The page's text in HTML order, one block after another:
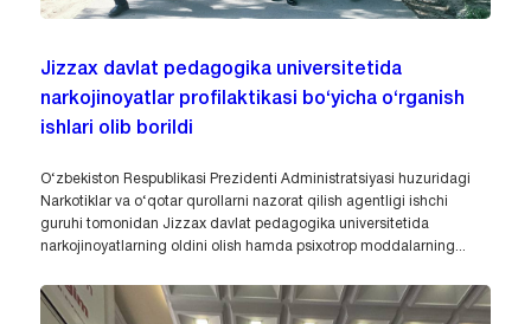
Jizzax davlat pedagogika universitetida
narkojinoyatlar profilaktikasi bo‘yicha o‘rganish
ishlari olib borildi
O‘zbekiston Respublikasi Prezidenti Administratsiyasi huzuridagi
Narkotiklar va o‘qotar qurollarni nazorat qilish agentligi ishchi
guruhi tomonidan Jizzax davlat pedagogika universitetida
narkojinoyatlarning oldini olish hamda psixotrop moddalarning...